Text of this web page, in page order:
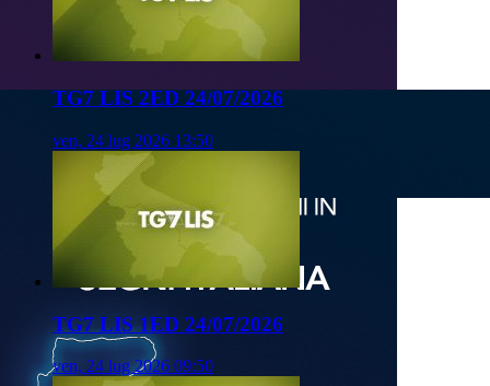
TG7 LIS 2ED 24/07/2026
ven, 24 lug 2026 13:50
TG7 LIS 1ED 24/07/2026
ven, 24 lug 2026 09:50